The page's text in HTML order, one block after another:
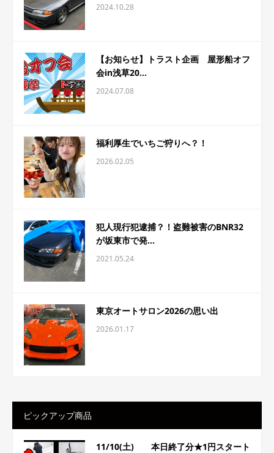
2024.10.28
【お知らせ】トラスト企画 屋形船オフ
会in浅草20...
2024.07.08
福利厚生でいちご狩りへ？！
2026.02.05
犯人現行犯逮捕？！盗難被害のBNR32
が坂東市で発...
2021.05.24
東京オートサロン2026の思い出
2026.01.17
ピックアップ商品
11/10(土) 本日終了分★1円スタート